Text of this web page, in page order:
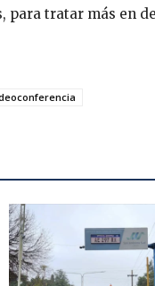
para tratar más en